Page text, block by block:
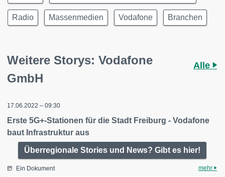
Radio Massenmedien Vodafone Branchen
Weitere Storys: Vodafone
GmbH
Alle
17.06.2022 – 09:30
Erste 5G+-Stationen für die Stadt Freiburg - Vodafone
baut Infrastruktur aus
Überregionale Stories und News? Gibt es hier!
Ein Dokument mehr